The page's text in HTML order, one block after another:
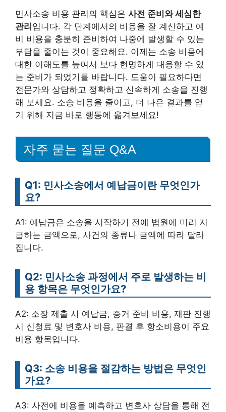
민사소송 비용 관리의 핵심은 사전 준비와 세심한
관리 입니다. 각 단계에서의 비용을 잘 계산하고 예
비 비용을 충분히 준비하여 나중에 발생할 수 있는
부담을 줄이는 것이 중요해요. 이제는 소송 비용에
대한 이해도를 높여서 보다 현명하게 대응할 수 있
는 준비가 되었기를 바랍니다. 도움이 필요하다면
전문가와 상담하고 정확하고 신속하게 소송을 진행
해 보세요. 소송 비용을 줄이고, 더 나은 결과를 얻
기 위해 지금 바로 행동에 옮겨보세요!
자주 묻는 질문 Q&A
Q1: 민사소송에서 예납금이란 무엇인가
요?
A1: 예납금은 소송을 시작하기 전에 법원에 미리 지
급하는 금액으로, 사건의 종류나 금액에 따라 달라
집니다.
Q2: 민사소송 과정에서 주로 발생하는 비
용 항목은 무엇인가요?
A2: 소장 제출 시 예납금, 증거 준비 비용, 재판 진행
시 신청료 및 변호사 비용, 판결 후 항소비용이 주요
비용 항목입니다.
Q3: 소송 비용을 절감하는 방법은 무엇인
가요?
A3: 사전에 비용을 예측하고 변호사 상담을 통해 전